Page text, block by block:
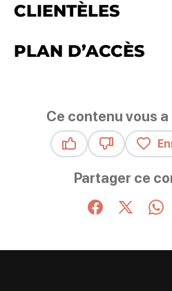
CLIENTÈLES
PLAN D’ACCÈS
Ce contenu vous
Partager ce
Partager sur
Partager